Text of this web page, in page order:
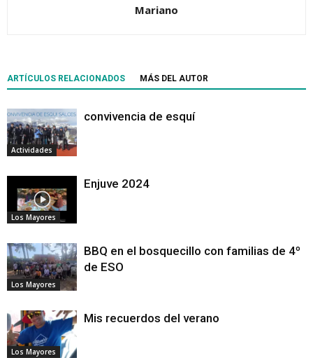
Mariano
ARTÍCULOS RELACIONADOS MÁS DEL AUTOR
Actividades
convivencia de esquí
Los Mayores
Enjuve 2024
Los Mayores
BBQ en el bosquecillo con familias de 4º
de ESO
Los Mayores
Mis recuerdos del verano